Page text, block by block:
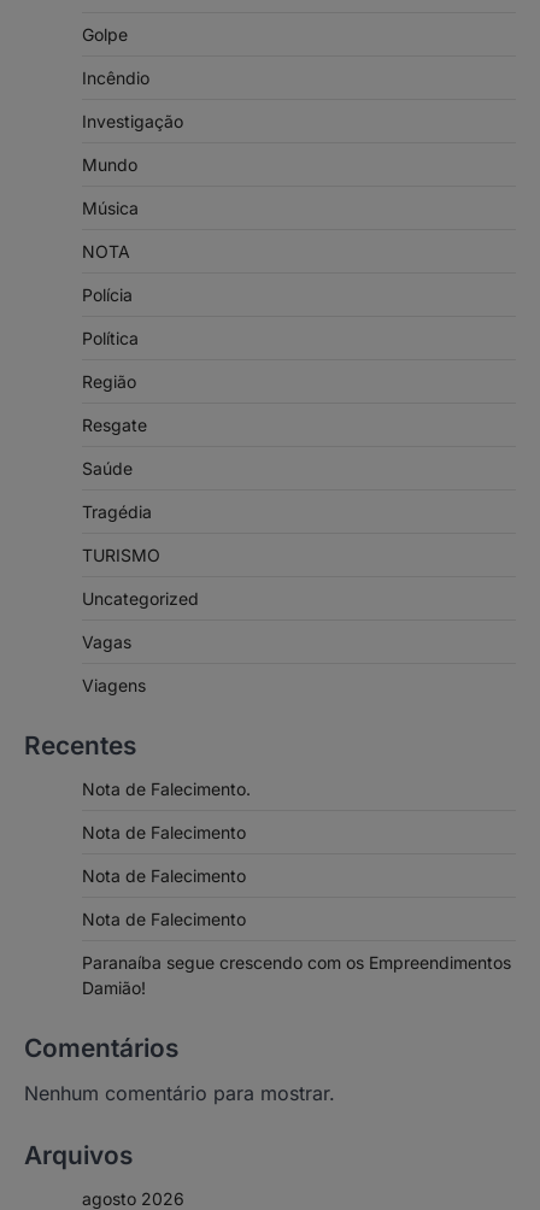
Golpe
Incêndio
Investigação
Mundo
Música
NOTA
Polícia
Política
Região
Resgate
Saúde
Tragédia
TURISMO
Uncategorized
Vagas
Viagens
Recentes
Nota de Falecimento.
Nota de Falecimento
Nota de Falecimento
Nota de Falecimento
Paranaíba segue crescendo com os Empreendimentos
Damião!
Comentários
Nenhum comentário para mostrar.
Arquivos
agosto 2026